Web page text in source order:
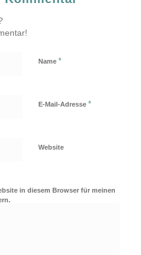
Name *
E-Mail-Adresse *
Website
in diesem Browser für meinen